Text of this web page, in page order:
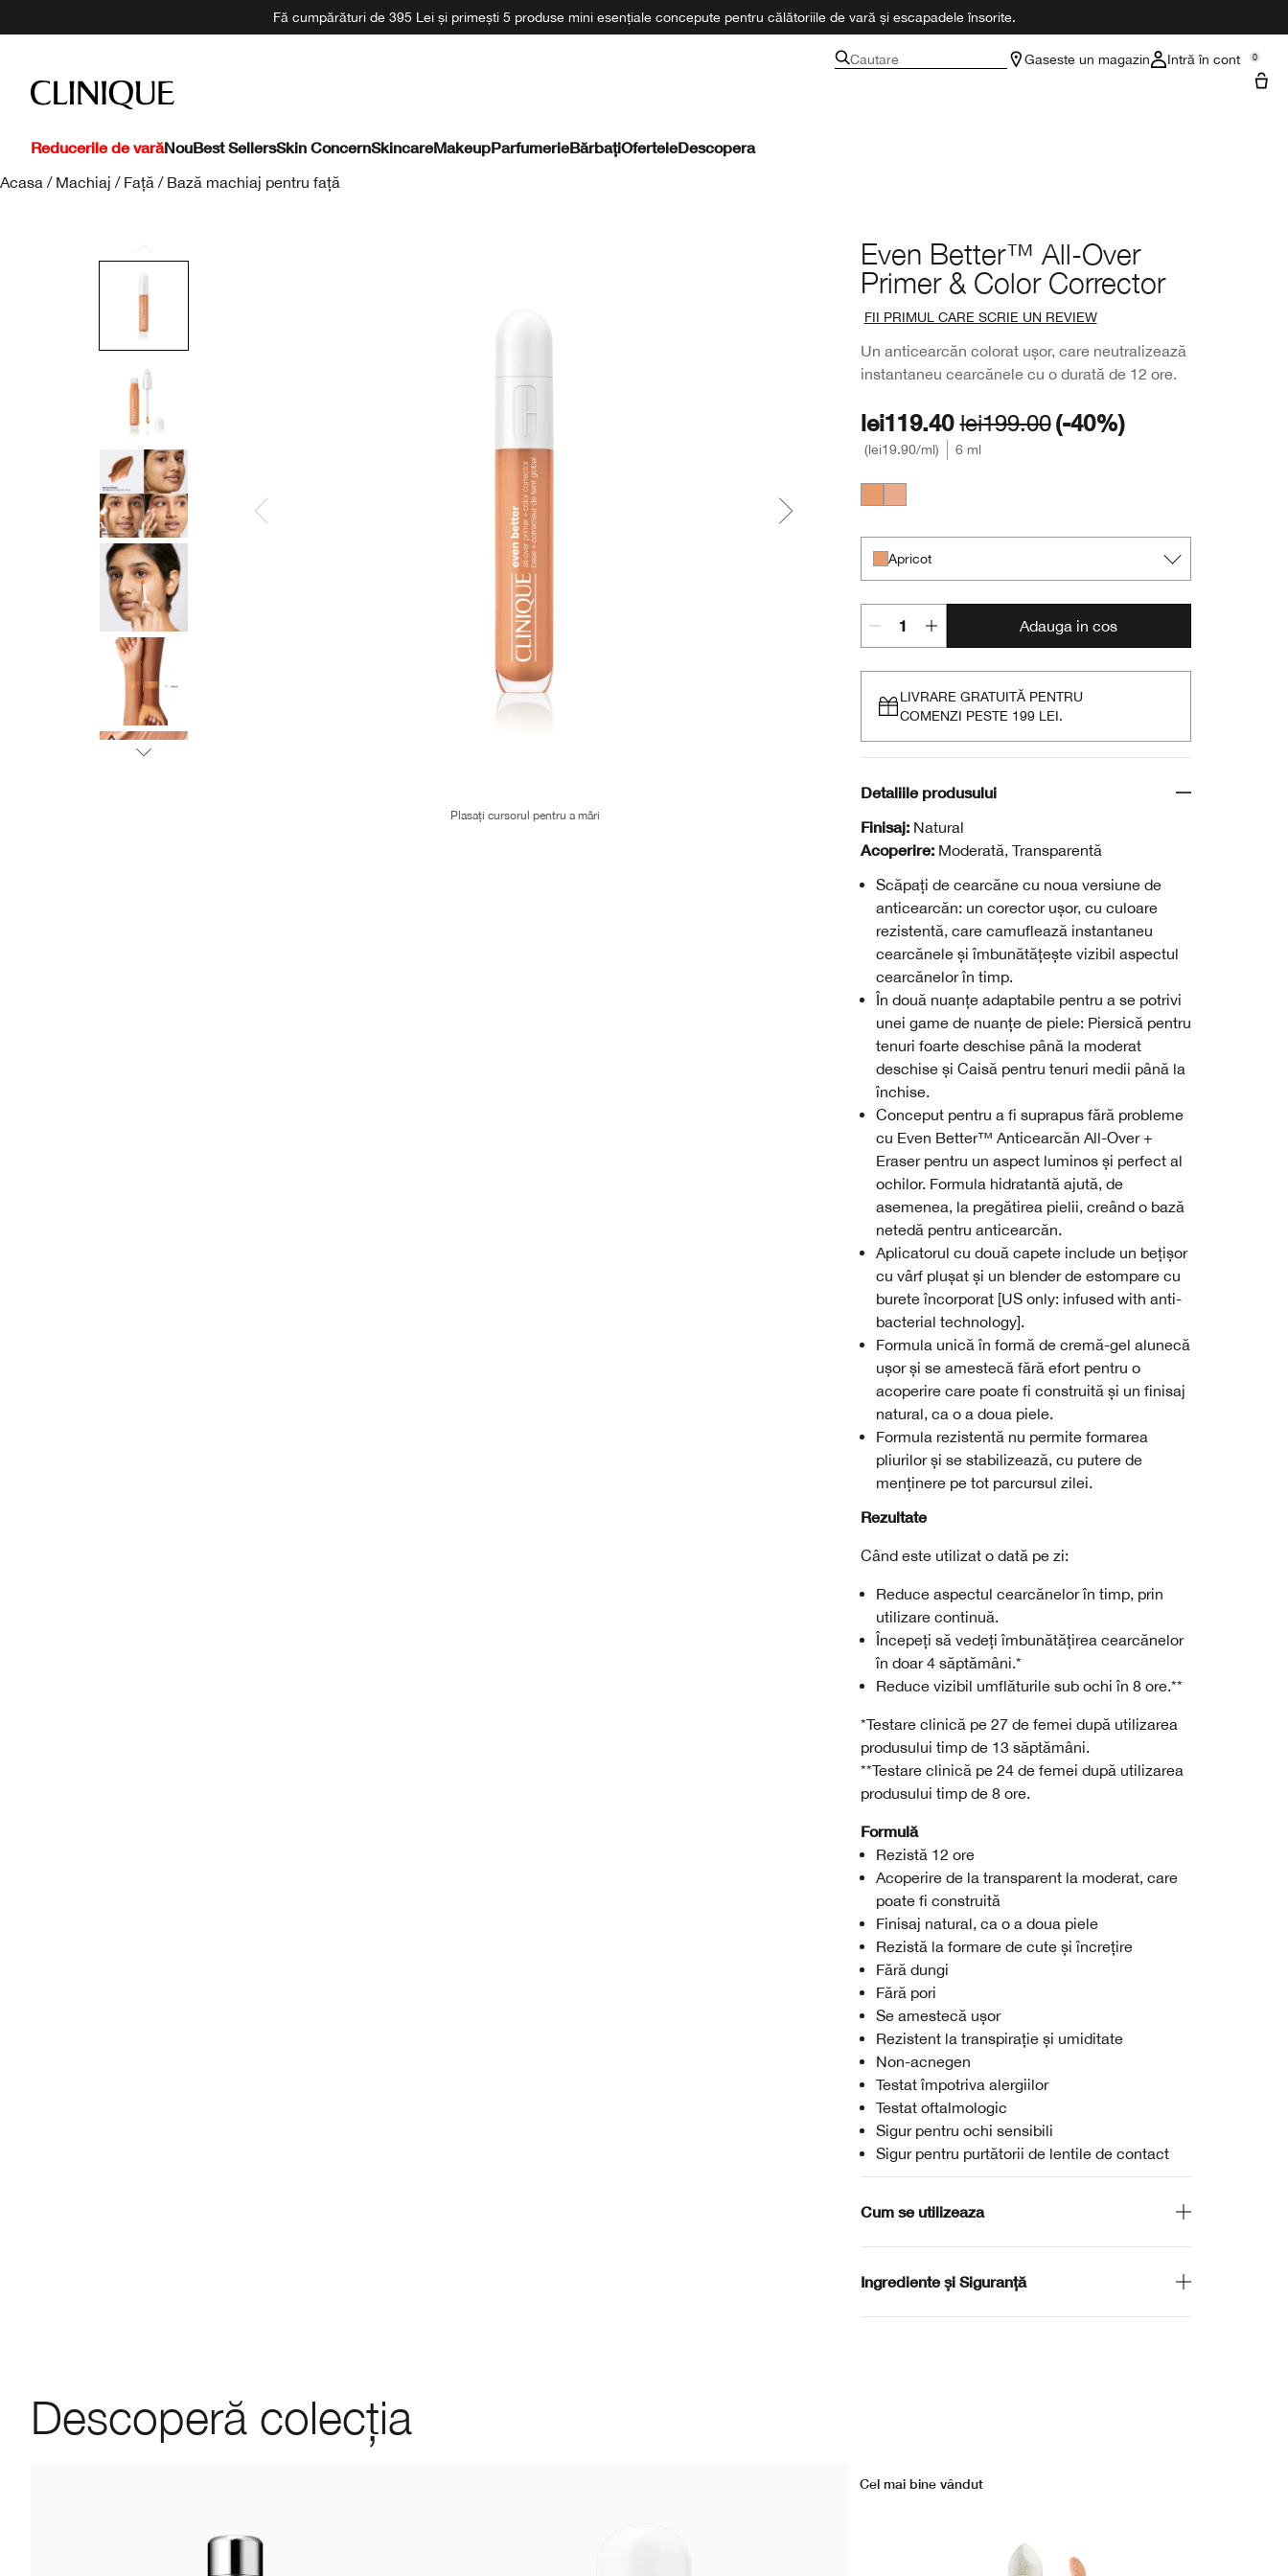
Fă cumpărături de 395 Lei și primești 5 produse mini esențiale concepute pentru călătoriile de vară și escapadele însorite.
Cautare Gaseste un magazin Intră în cont 0
Reducerile de varăNouBest SellersSkin ConcernSkincareMakeupParfumerieBărbațiOferteleDescopera
Acasa / Machiaj / Față / Bază machiaj pentru față
Even Better™ All-Over
Primer & Color Corrector
FII PRIMUL CARE SCRIE UN REVIEW
Un anticearcăn colorat ușor, care neutralizează
instantaneu cearcănele cu o durată de 12 ore.
Plasați cursorul pentru a mări
lei119.40lei199.00(-40%)
lei19.90/ml 6 ml
Apricot
Adauga in cos
LIVRARE GRATUITĂ PENTRU
COMENZI PESTE 199 LEI.
Detaliile produsului
Finisaj: Natural
Acoperire: Moderată, Transparentă
Scăpați de cearcăne cu noua versiune de
anticearcăn: un corector ușor, cu culoare
rezistentă, care camuflează instantaneu
cearcănele și îmbunătățește vizibil aspectul
cearcănelor în timp.
În două nuanțe adaptabile pentru a se potrivi
unei game de nuanțe de piele: Piersică pentru
tenuri foarte deschise până la moderat
deschise și Caisă pentru tenuri medii până la
închise.
Conceput pentru a fi suprapus fără probleme
cu Even Better™ Anticearcăn All-Over +
Eraser pentru un aspect luminos și perfect al
ochilor. Formula hidratantă ajută, de
asemenea, la pregătirea pielii, creând o bază
netedă pentru anticearcăn.
Aplicatorul cu două capete include un bețișor
cu vârf plușat și un blender de estompare cu
burete încorporat [US only: infused with anti-
bacterial technology].
Formula unică în formă de cremă-gel alunecă
ușor și se amestecă fără efort pentru o
acoperire care poate fi construită și un finisaj
natural, ca o a doua piele.
Formula rezistentă nu permite formarea
pliurilor și se stabilizează, cu putere de
menținere pe tot parcursul zilei.
Rezultate
Când este utilizat o dată pe zi:
Reduce aspectul cearcănelor în timp, prin
utilizare continuă.
Începeți să vedeți îmbunătățirea cearcănelor
în doar 4 săptămâni.*
Reduce vizibil umflăturile sub ochi în 8 ore.**
*Testare clinică pe 27 de femei după utilizarea
produsului timp de 13 săptămâni.
**Testare clinică pe 24 de femei după utilizarea
produsului timp de 8 ore.
Formulă
Rezistă 12 ore
Acoperire de la transparent la moderat, care
poate fi construită
Finisaj natural, ca o a doua piele
Rezistă la formare de cute și încrețire
Fără dungi
Fără pori
Se amestecă ușor
Rezistent la transpirație și umiditate
Non-acnegen
Testat împotriva alergiilor
Testat oftalmologic
Sigur pentru ochi sensibili
Sigur pentru purtătorii de lentile de contact
Cum se utilizeaza
Ingrediente și Siguranță
Descoperă colecția
Cel mai bine vândut